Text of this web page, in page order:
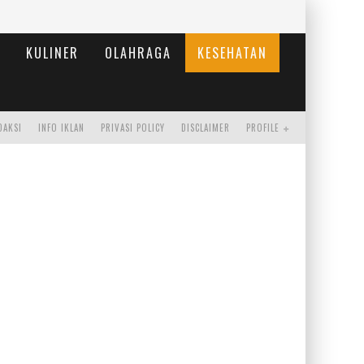
KULINER OLAHRAGA
KESEHATAN
PROFILE
DISCLAIMER
PRIVASI POLICY
INFO IKLAN